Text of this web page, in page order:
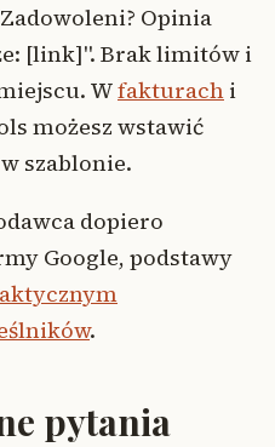
Opinia
[link]". Brak limitów i
Wfakturach i
możesz wstawić
szablonie.
dopiero
Google, podstawy
.
pytania